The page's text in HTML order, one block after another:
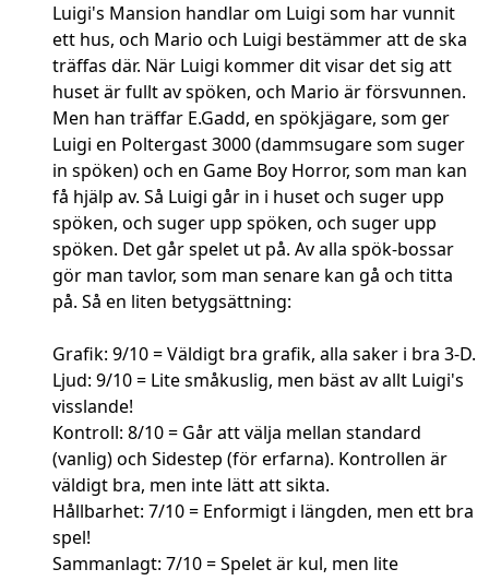
Luigi's Mansion handlar om Luigi som har vunnit
ett hus, och Mario och Luigi bestämmer att de ska
träffas där. När Luigi kommer dit visar det sig att
huset är fullt av spöken, och Mario är försvunnen.
Men han träffar E.Gadd, en spökjägare, som ger
Luigi en Poltergast 3000 (dammsugare som suger
in spöken) och en Game Boy Horror, som man kan
få hjälp av. Så Luigi går in i huset och suger upp
spöken, och suger upp spöken, och suger upp
spöken. Det går spelet ut på. Av alla spök-bossar
gör man tavlor, som man senare kan gå och titta
på. Så en liten betygsättning:
Grafik: 9/10 = Väldigt bra grafik, alla saker i bra 3-D.
Ljud: 9/10 = Lite småkuslig, men bäst av allt Luigi's
visslande!
Kontroll: 8/10 = Går att välja mellan standard
(vanlig) och Sidestep (för erfarna). Kontrollen är
väldigt bra, men inte lätt att sikta.
Hållbarhet: 7/10 = Enformigt i längden, men ett bra
spel!
Sammanlagt: 7/10 = Spelet är kul, men lite